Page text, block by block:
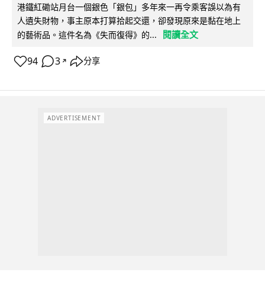
港鐵紅磡站月台一個銀色「銀包」多年來一再令乘客誤以為有
人遺失財物，事主原本打算拾起交還，卻發現原來是黏在地上
的藝術品。這件名為《失而復得》的...
閱讀全文
94 3 ↗ 分享
ADVERTISEMENT